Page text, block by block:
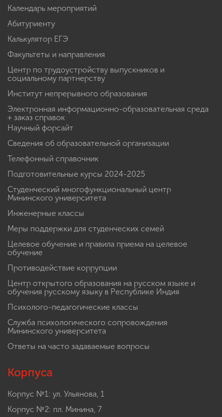
Календарь мероприятий
Абитуриенту
Калькулятор ЕГЭ
Факультеты и направления
Центр по трудоустройству выпускников и
социальному партнерству
Институт непрерывного образования
Электронная информационно-образовательная среда
+ заказ справок
Научный форсайт
Сведения об образовательной организации
Телефонный справочник
Подготовительные курсы 2024-2025
Студенческий многофункциональный центр
Мининского университета
Инженерные классы
Меры поддержки для студенческих семей
Целевое обучение и правила приема на целевое
обучение
Противодействие коррупции
Центр открытого образования на русском языке и
обучения русскому языку в Республике Индия
Психолого-педагогические классы
Служба психологического сопровождения
Мининского университета
Ответы на часто задаваемые вопросы
Корпуса
Корпус №1: ул. Ульянова, 1
Корпус №2: пл. Минина, 7